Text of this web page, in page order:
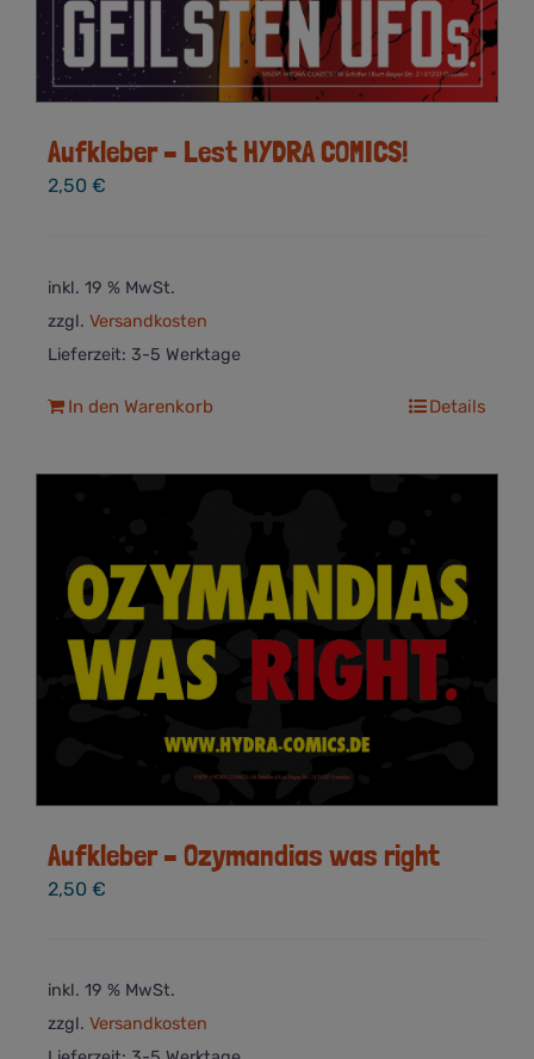
Aufkleber – Lest HYDRA COMICS!
2,50 €
inkl. 19 % MwSt.
zzgl. Versandkosten
Lieferzeit: 3-5 Werktage
In den Warenkorb Details
Aufkleber – Ozymandias was right
2,50 €
inkl. 19 % MwSt.
zzgl. Versandkosten